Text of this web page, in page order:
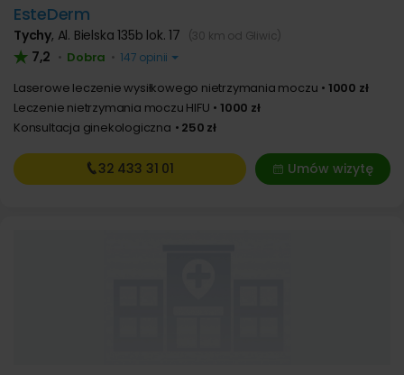
EsteDerm
Tychy, Al. Bielska 135b lok. 17 (30 km od Gliwic)
7,2 • Dobra • 147 opinii
Laserowe leczenie wysiłkowego nietrzymania moczu
1000 zł
Leczenie nietrzymania moczu HIFU
1000 zł
Konsultacja ginekologiczna
250 zł
Umów wizytę
32 433 31 01